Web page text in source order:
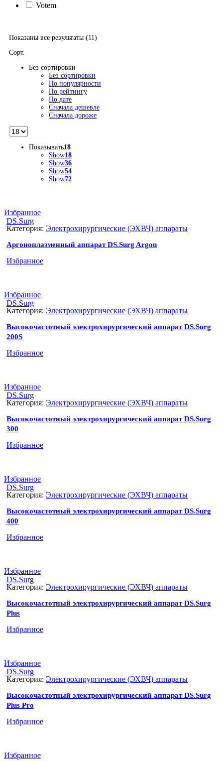
Votem
Показаны все результаты (11)
Сорт.
Без сортировки
Без сортировки
По популярности
По рейтингу
По дате
Сначала дешевле
Сначала дороже
Показывать18
Show18
Show36
Show54
Show72
Избранное
DS.Surg
Категория: Электрохирургические (ЭХВЧ) аппараты
Аргоноплазменный аппарат DS.Surg Argon
Избранное
Избранное
DS.Surg
Категория: Электрохирургические (ЭХВЧ) аппараты
Высокочастотный электрохирургический аппарат DS.Surg
200S
Избранное
Избранное
DS.Surg
Категория: Электрохирургические (ЭХВЧ) аппараты
Высокочастотный электрохирургический аппарат DS.Surg
300
Избранное
Избранное
DS.Surg
Категория: Электрохирургические (ЭХВЧ) аппараты
Высокочастотный электрохирургический аппарат DS.Surg
400
Избранное
Избранное
DS.Surg
Категория: Электрохирургические (ЭХВЧ) аппараты
Высокочастотный электрохирургический аппарат DS.Surg
Plus
Избранное
Избранное
DS.Surg
Категория: Электрохирургические (ЭХВЧ) аппараты
Высокочастотный электрохирургический аппарат DS.Surg
Plus Pro
Избранное
Избранное